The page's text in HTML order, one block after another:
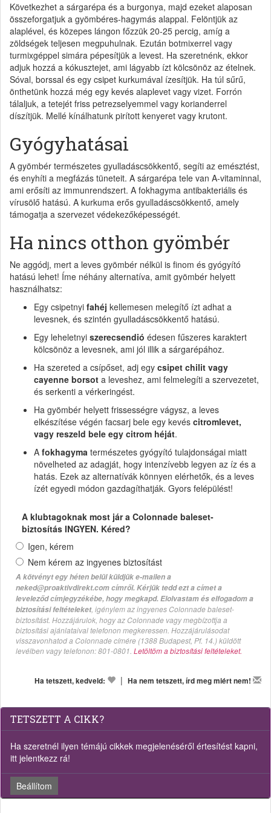
Következhet a sárgarépa és a burgonya, majd ezeket alaposan
összeforgatjuk a gyömbéres-hagymás alappal. Felöntjük az
alaplével, és közepes lángon főzzük 20-25 percig, amíg a
zöldségek teljesen megpuhulnak. Ezután botmixerrel vagy
turmixgéppel simára pépesítjük a levest. Ha szeretnénk, ekkor
adjuk hozzá a kókusztejet, ami lágyabb ízt kölcsönöz az ételnek.
Sóval, borssal és egy csipet kurkumával ízesítjük. Ha túl sűrű,
önthetünk hozzá még egy kevés alaplevet vagy vizet. Forrón
tálaljuk, a tetejét friss petrezselyemmel vagy korianderrel
díszítjük. Mellé kínálhatunk pirított kenyeret vagy krutont.
Gyógyhatásai
A gyömbér természetes gyulladáscsökkentő, segíti az emésztést,
és enyhíti a megfázás tüneteit. A sárgarépa tele van A-vitaminnal,
ami erősíti az immunrendszert. A fokhagyma antibakteriális és
vírusölő hatású. A kurkuma erős gyulladáscsökkentő, amely
támogatja a szervezet védekezőképességét.
Ha nincs otthon gyömbér
Ne aggódj, mert a leves gyömbér nélkül is finom és gyógyító
hatású lehet! Íme néhány alternatíva, amit gyömbér helyett
használhatsz:
Egy csipetnyi fahéj kellemesen melegítő ízt adhat a
levesnek, és szintén gyulladáscsökkentő hatású.
Egy leheletnyi szerecsendió édesen fűszeres karaktert
kölcsönöz a levesnek, ami jól illik a sárgarépához.
Ha szereted a csípőset, adj egy csipet chilit vagy
cayenne borsot a leveshez, ami felmelegíti a szervezetet,
és serkenti a vérkeringést.
Ha gyömbér helyett frissességre vágysz, a leves
elkészítése végén facsarj bele egy kevés citromlevet,
vagy reszeld bele egy citrom héját.
A fokhagyma természetes gyógyító tulajdonságai miatt
növelheted az adagját, hogy intenzívebb legyen az íz és a
hatás. Ezek az alternatívák könnyen elérhetők, és a leves
ízét egyedi módon gazdagíthatják. Gyors felépülést!
A klubtagoknak most jár a Colonnade baleset-
biztosítás INGYEN. Kéred?
Igen, kérem
Nem kérem az ingyenes biztosítást
A kötvényt egy héten belül küldjük e-mailen a
neked@proaktivdirekt.com címről. Kérjük tedd ezt a címet a
leveleződ címjegyzékébe, hogy megkapd. Elolvastam és elfogadom a
biztosítási feltételeket, igénylem az ingyenes Colonnade baleset-
biztosítást. Hozzájárulok, hogy az Colonnade vagy megbízottja a
biztosítási ajánlataival telefonon megkeressen. Hozzájárulásodat
visszavonhatod a Colonnade címére (1388 Budapest, Pf. 14.) küldött
levélben vagy telefonon: 801-0801. Letöltöm a biztosítási feltételeket.
Ha tetszett, kedveld: | Ha nem tetszett, írd meg miért nem!
TETSZETT A CIKK?
Ha szeretnél ilyen témájú cikkek megjelenéséről értesítést kapni,
itt jelentkezz rá!
Beállítom